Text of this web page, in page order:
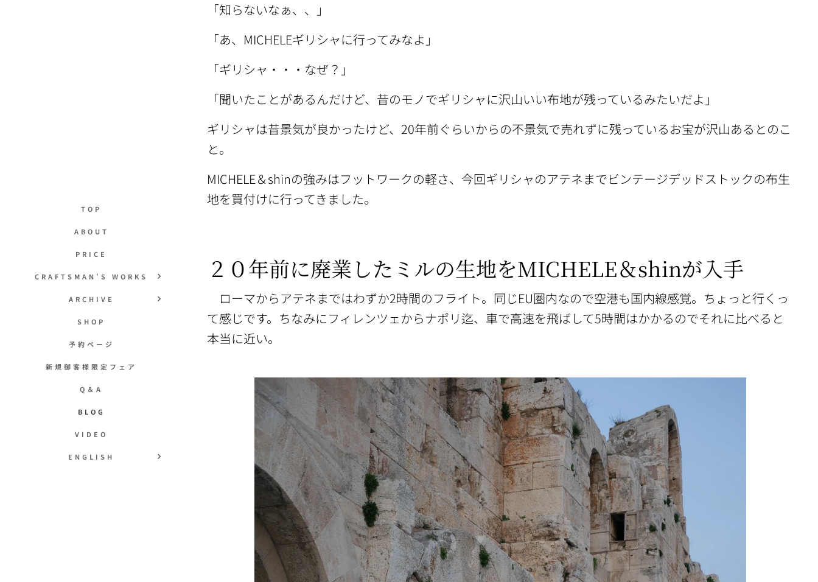
TOP
ABOUT
PRICE
CRAFTSMAN'S WORKS
ARCHIVE
SHOP
予約ページ
新規御客様限定フェア
Q＆A
BLOG
VIDEO
ENGLISH
「知らないなぁ、、」
「あ、MICHELEギリシャに行ってみなよ」
「ギリシャ・・・なぜ？」
「聞いたことがあるんだけど、昔のモノでギリシャに沢山いい布地が残っているみたいだよ」
ギリシャは昔景気が良かったけど、20年前ぐらいからの不景気で売れずに残っているお宝が沢山あるとのこ
と。
MICHELE＆shinの強みはフットワークの軽さ、今回ギリシャのアテネまでビンテージデッドストックの布生
地を買付けに行ってきました。
２０年前に廃業したミルの生地をMICHELE＆shinが入手
ローマからアテネまではわずか2時間のフライト。同じEU圏内なので空港も国内線感覚。ちょっと行くっ
て感じです。ちなみにフィレンツェからナポリ迄、車で高速を飛ばして5時間はかかるのでそれに比べると
本当に近い。